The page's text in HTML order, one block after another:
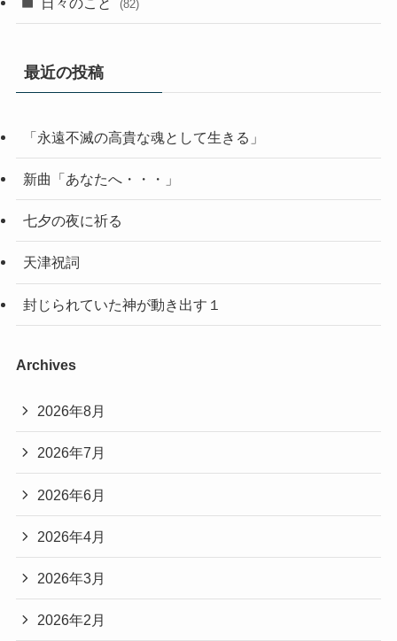
(82)
最近の投稿
「永遠不滅の高貴な魂として生きる」
新曲「あなたへ・・・」
七夕の夜に祈る
天津祝詞
封じられていた神が動き出す１
Archives
2026年8月
2026年7月
2026年6月
2026年4月
2026年3月
2026年2月